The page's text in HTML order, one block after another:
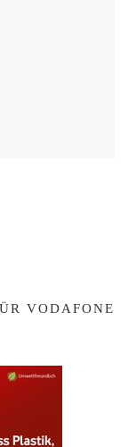
size.
VODAFONE